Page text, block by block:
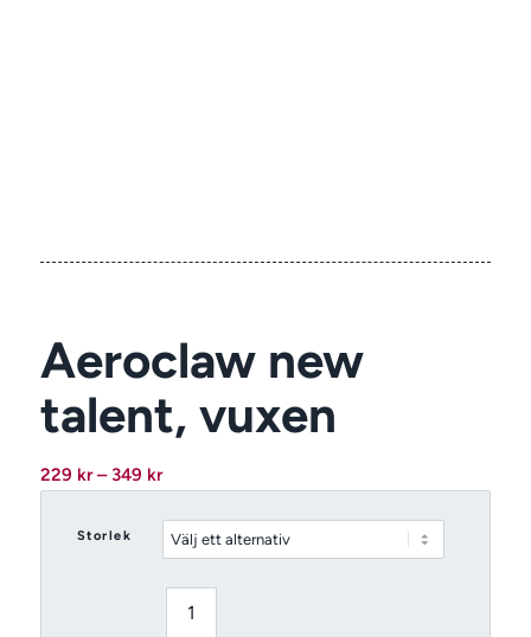
Aeroclaw new
talent, vuxen
229 kr – 349 krPrisintervall:
till
349 kr
Storlek